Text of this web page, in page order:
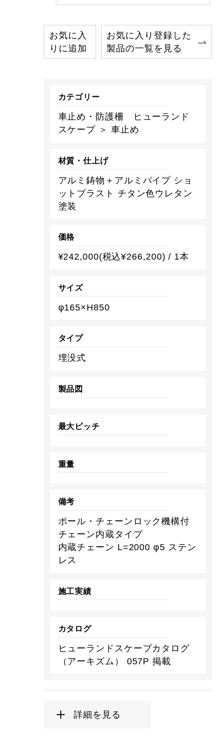
お気に入
りに追加
お気に入り登録した
製品の一覧を見る
カテゴリー
車止め・防護柵 ヒューランド
スケープ ＞ 車止め
材質・仕上げ
アルミ鋳物＋アルミパイプ ショ
ットブラスト チタン色ウレタン
塗装
価格
¥242,000(税込¥266,200) / 1本
サイズ
φ165×H850
タイプ
埋没式
製品図
最大ピッチ
重量
備考
ポール・チェーンロック機構付
チェーン内蔵タイプ
内蔵チェーン L=2000 φ5 ステン
レス
施工実績
カタログ
ヒューランドスケープカタログ
（アーキズム） 057P 掲載
詳細を見る